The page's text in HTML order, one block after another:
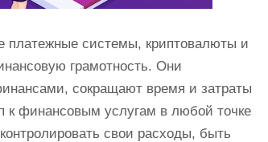
платежные системы, криптовалюты и
грамотность. Они
сокращают время и затраты
к финансовым услугам в любой точке
свои расходы, быть